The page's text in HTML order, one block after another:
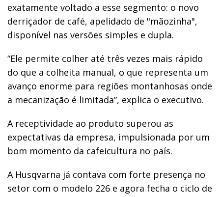
exatamente voltado a esse segmento: o novo
derriçador de café, apelidado de "mãozinha",
disponível nas versões simples e dupla.
“Ele permite colher até três vezes mais rápido
do que a colheita manual, o que representa um
avanço enorme para regiões montanhosas onde
a mecanização é limitada”, explica o executivo.
A receptividade ao produto superou as
expectativas da empresa, impulsionada por um
bom momento da cafeicultura no país.
A Husqvarna já contava com forte presença no
setor com o modelo 226 e agora fecha o ciclo de